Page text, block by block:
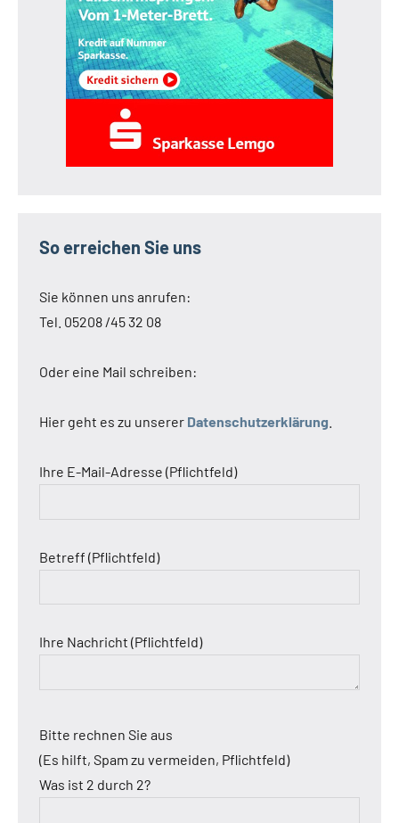
So erreichen Sie uns
Sie können uns anrufen:
Tel. 05208 /45 32 08
Oder eine Mail schreiben:
Hier geht es zu unserer Datenschutzerklärung
Ihre E-Mail-Adresse (Pflichtfeld)
Betreff (Pflichtfeld)
Ihre Nachricht (Pflichtfeld)
Bitte rechnen Sie aus
(Es hilft, Spam zu vermeiden, Pflichtfeld)
Was ist 2 durch 2?